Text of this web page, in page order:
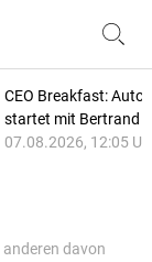
CEO Breakfast:
startet mit Bertrand
07.08.2026, 12:05
anderen davon